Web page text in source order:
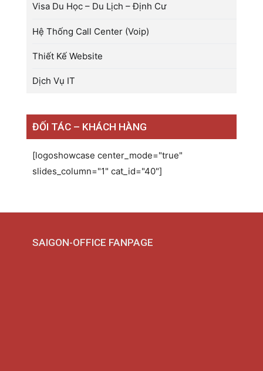
Visa Du Học – Du Lịch – Định Cư
Hệ Thống Call Center (Voip)
Thiết Kế Website
Dịch Vụ IT
ĐỐI TÁC – KHÁCH HÀNG
[logoshowcase center_mode="true"
slides_column="1" cat_id="40"]
SAIGON-OFFICE FANPAGE